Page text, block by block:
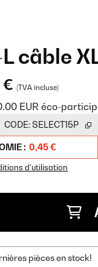
câble
€ (TVA incluse)
EUR éco-
CODE:SELECT15P
: 0,45 €
d'utilisation
pièces en stock!